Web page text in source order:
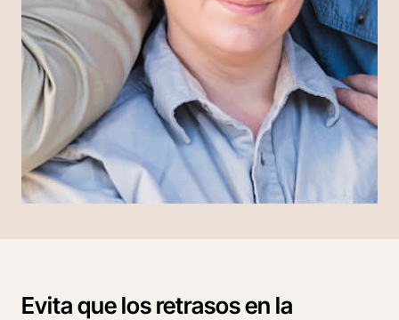
Evita que los retrasos en la